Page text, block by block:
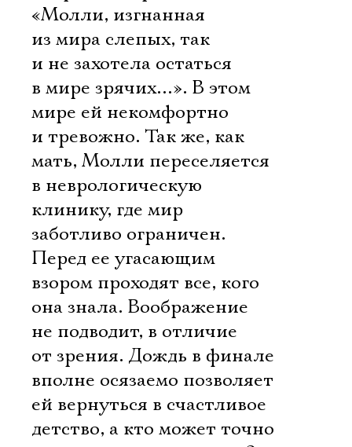
«Молли, изгнанная
из мира слепых, так
и не захотела остаться
в мире зрячих…». В этом
мире ей некомфортно
и тревожно. Так же, как
мать, Молли переселяется
в неврологическую
клинику, где мир
заботливо ограничен.
Перед ее угасающим
взором проходят все, кого
она знала. Воображение
не подводит, в отличие
от зрения. Дождь в финале
вполне осязаемо позволяет
ей вернуться в счастливое
детство, а кто может точно
Ознакомиться